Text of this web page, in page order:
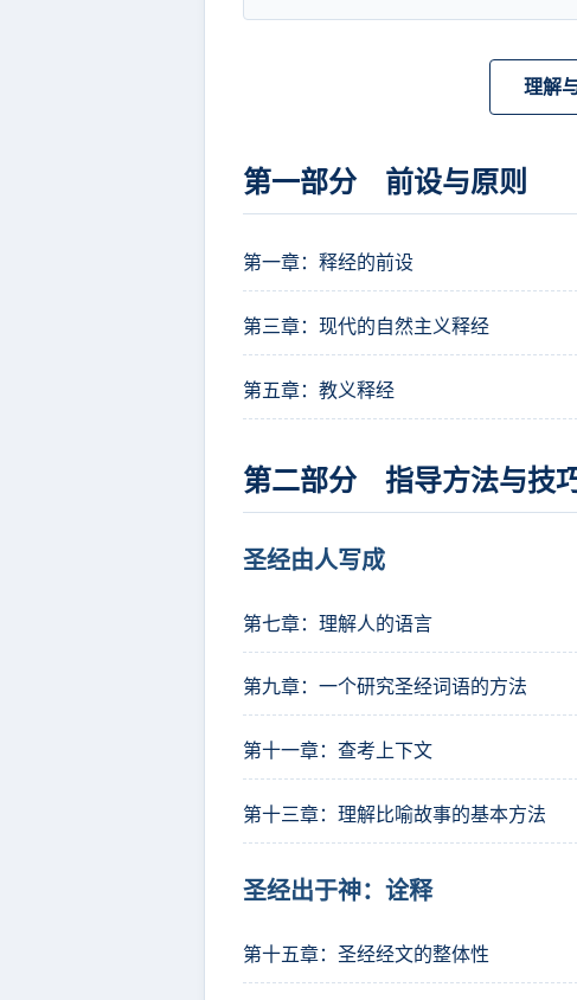
理解
第一部分 前设与原则
第一章：释经的前设
第三章：现代的自然主义释经
第五章：教义释经
第二部分 指导方法与技
圣经由人写成
第七章：理解人的语言
第九章：一个研究圣经词语的方法
第十一章：查考上下文
第十三章：理解比喻故事的基本方法
圣经出于神：诠释
第十五章：圣经经文的整体性